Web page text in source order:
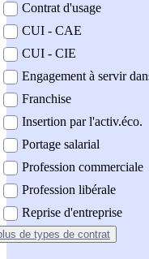
Contrat d'usage
CUI - CAE
CUI - CIE
Engagement à servir
Franchise
Insertion par l'activ.éco.
Portage salarial
Profession commerciale
Profession libérale
Reprise d'entreprise
de types de contrat